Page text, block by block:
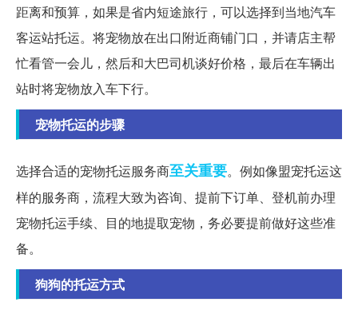
距离和预算，如果是省内短途旅行，可以选择到当地汽车
客运站托运。将宠物放在出口附近商铺门口，并请店主帮
忙看管一会儿，然后和大巴司机谈好价格，最后在车辆出
站时将宠物放入车下行。
宠物托运的步骤
选择合适的宠物托运服务商至关重要。例如像盟宠托运这
样的服务商，流程大致为咨询、提前下订单、登机前办理
宠物托运手续、目的地提取宠物，务必要提前做好这些准
备。
狗狗的托运方式